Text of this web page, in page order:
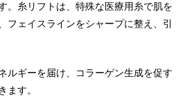
。糸リフトは、特殊な医療用糸で肌を
フェイスラインをシャープに整え、引
ルギーを届け、コラーゲン生成を促す
ます。